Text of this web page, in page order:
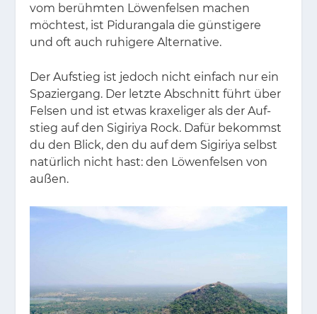
vom be­rühm­ten Lö­wen­fel­sen ma­chen
möch­test, ist Pi­duran­ga­la die güns­ti­ge­re
und oft auch ru­hi­ge­re Al­ter­na­ti­ve.
Der Auf­stieg ist je­doch nicht ein­fach nur ein
Spa­zier­gang. Der letz­te Ab­schnitt führt über
Fel­sen und ist et­was kra­xe­li­ger als der Auf­
stieg auf den Si­gi­riya Rock. Da­für be­kommst
du den Blick, den du auf dem Si­gi­riya selbst
na­tür­lich nicht hast: den Lö­wen­fel­sen von
au­ßen.